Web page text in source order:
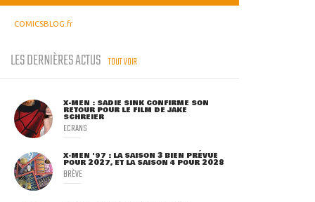
COMICSBLOG.fr
LES DERNIÈRES ACTUS TOUT VOIR
X-MEN : SADIE SINK CONFIRME SON
RETOUR POUR LE FILM DE JAKE
SCHREIER
ECRANS
X-MEN '97 : LA SAISON 3 BIEN PRÉVUE
POUR 2027, ET LA SAISON 4 POUR 2028
BRÈVE